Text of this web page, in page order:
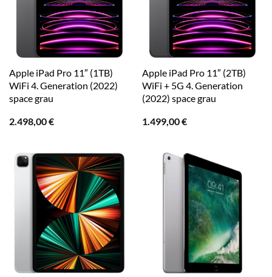
Apple iPad Pro 11″ (1TB)
WiFi 4. Generation (2022)
space grau
2.498,00€
Apple iPad Pro 11″ (2TB)
WiFi + 5G 4. Generation
(2022) space grau
1.499,00€